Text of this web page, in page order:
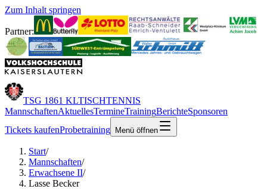
Zum Inhalt springen
Partner:
TSG 1861 KLTISCHTENNIS
MannschaftenAktuellesTermineTrainingBerichteSponsoren
Tickets kaufenProbetraining Menü öffnen
Start/
Mannschaften/
Erwachsene II/
Lasse Becker